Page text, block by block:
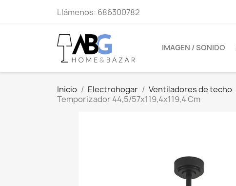
Llámenos: 686300782
IMAGEN / SONIDO
Inicio Electrohogar Ventiladores de techo
Temporizador 44,5/57x119,4x119,4 Cm